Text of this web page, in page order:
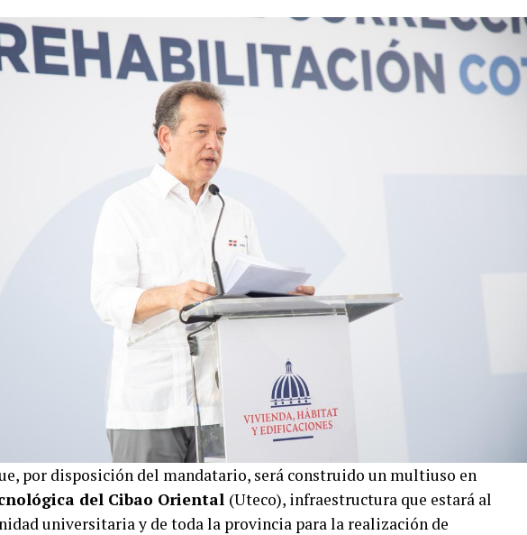
por disposición del mandatario, será construido un multiuso en
del Cibao Oriental (Uteco), infraestructura que estará al
universitaria y de toda la provincia para la realización de